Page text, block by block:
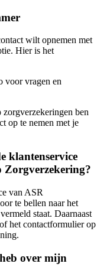
wilt opnemen met
Hier is het
voor vragen en
ben
op te nemen met je
klantenservice
Zorgverzekering?
van ASR
te bellen naar het
staat. Daarnaast
het contactformulier op
over mijn